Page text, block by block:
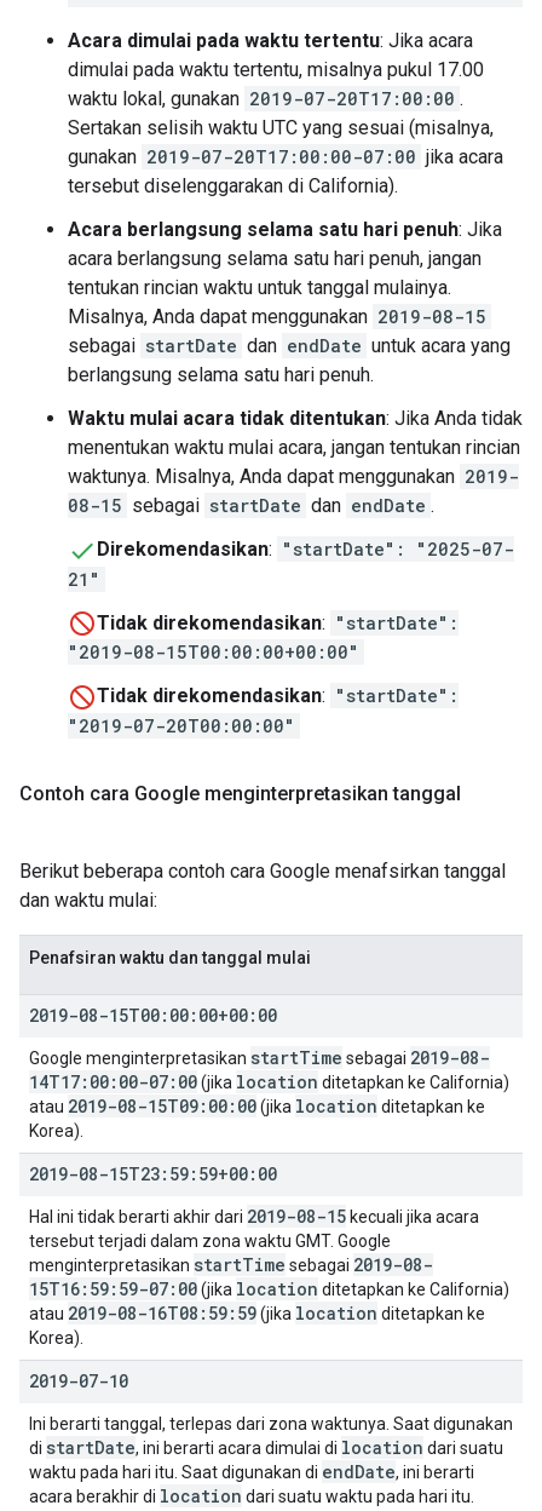
Acara dimulai pada waktu tertentu: Jika acara
dimulai pada waktu tertentu, misalnya pukul 17.00
waktu lokal, gunakan 2019-07-20T17:00:00 .
Sertakan selisih waktu UTC yang sesuai (misalnya,
gunakan 2019-07-20T17:00:00-07:00 jika acara
tersebut diselenggarakan di California).
Acara berlangsung selama satu hari penuh: Jika
acara berlangsung selama satu hari penuh, jangan
tentukan rincian waktu untuk tanggal mulainya.
Misalnya, Anda dapat menggunakan 2019-08-15
sebagai startDate dan endDate untuk acara yang
berlangsung selama satu hari penuh.
Waktu mulai acara tidak ditentukan: Jika Anda tidak
menentukan waktu mulai acara, jangan tentukan rincian
waktunya. Misalnya, Anda dapat menggunakan 2019-
08-15 sebagai startDate dan endDate .
Direkomendasikan: "startDate": "2025-07-
21"
Tidak direkomendasikan: "startDate":
"2019-08-15T00:00:00+00:00"
Tidak direkomendasikan: "startDate":
"2019-07-20T00:00:00"
Contoh cara Google menginterpretasikan tanggal
Berikut beberapa contoh cara Google menafsirkan tanggal
dan waktu mulai:
Penafsiran waktu dan tanggal mulai
2019-08-15T00:00:00+00:00
Google menginterpretasikan startTime sebagai 2019-08-
14T17:00:00-07:00(jika location ditetapkan ke California)
atau 2019-08-15T09:00:00(jika location ditetapkan ke
Korea).
2019-08-15T23:59:59+00:00
Hal ini tidak berarti akhir dari 2019-08-15 kecuali jika acara
tersebut terjadi dalam zona waktu GMT. Google
menginterpretasikan startTime sebagai 2019-08-
15T16:59:59-07:00(jika location ditetapkan ke California)
atau 2019-08-16T08:59:59(jika location ditetapkan ke
Korea).
2019-07-10
Ini berarti tanggal, terlepas dari zona waktunya. Saat digunakan
di startDate, ini berarti acara dimulai di location dari suatu
waktu pada hari itu. Saat digunakan di endDate, ini berarti
acara berakhir di location dari suatu waktu pada hari itu.